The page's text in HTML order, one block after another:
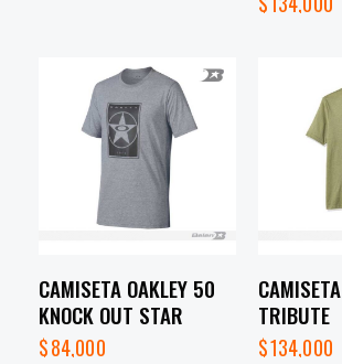
CAMISETA OAKLEY 50
KNOCK OUT STAR
$84,000
TRIBUTE
$134,000